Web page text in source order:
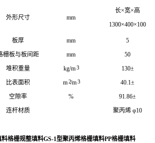
外形尺寸 mm
长×宽×高
1300×400×100
板厚 mm
5
栅板与板间距 mm
50
堆积重量 kg/m3
130±
比表面积 m 2/m 3
40.1±
空隙率 %
91.86±
连杆材质 聚丙烯 φ10
格栅规整填料GS-1型聚丙烯格栅填料PP格栅填料